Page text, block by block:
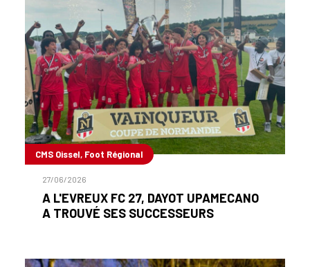
CMS Oissel, Foot Régional
27/06/2026
A L'EVREUX FC 27, DAYOT UPAMECANO
A TROUVÉ SES SUCCESSEURS